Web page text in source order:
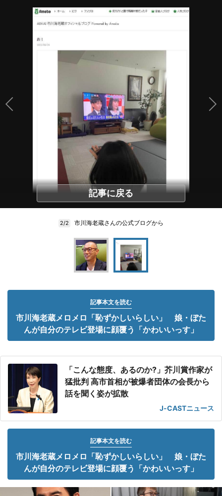
記事に戻る
2/2 市川海老蔵さんの公式ブログから
記事本文を読む
市川海老蔵メロメロ「恥ずかしいらしい」 娘・ぼた
んが自分のテレビ登場に顔覆う「かわいいっす」
「こんな態度、あるのか?」芥川賞作家が
猛批判 高市首相が被爆者団体の会長から
話を聞く姿が拡散
J-CASTニュース
記事本文を読む
市川海老蔵メロメロ「恥ずかしいらしい」 娘・ぼた
んが自分のテレビ登場に顔覆う「かわいいっす」